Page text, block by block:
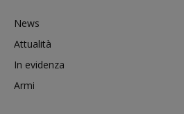
News
Attualità
In evidenza
Armi